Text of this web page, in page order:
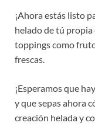
¡Ahora estás listo
helado de tú propia
toppings como
frescas.
¡Esperamos que
y que sepas ahora
creación helada y